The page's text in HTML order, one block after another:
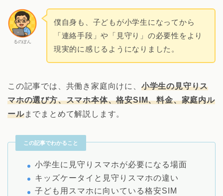
るのぽん
僕自身も、子どもが小学生になってから
「連絡手段」や「見守り」の必要性をより
現実的に感じるようになりました。
この記事では、共働き家庭向けに、 小学生の見守りス
マホの選び方、スマホ本体、格安SIM、料金、家庭内ル
ールまでまとめて解説します。
この記事でわかること
小学生に見守りスマホが必要になる場面
キッズケータイと見守りスマホの違い
子ども用スマホに向いている格安SIM